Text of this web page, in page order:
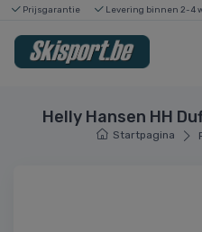
Prijsgarantie Levering binnen 2-4
Helly Hansen HH
Startpagina